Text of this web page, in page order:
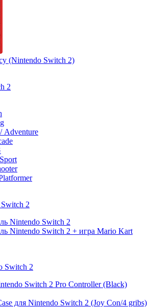
(Nintendo Switch 2)
2
Adventure
2
Nintendo Switch 2
Nintendo Switch 2 + игра Mario Kart
Switch 2
Switch 2 Pro Controller (Black)
для Nintendo Switch 2 (Joy Con/4 gribs)